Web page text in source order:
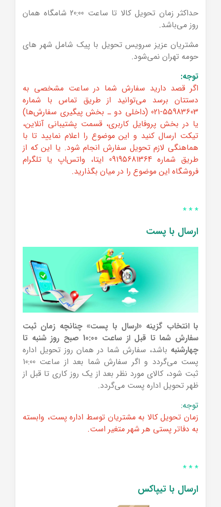
حداکثر زمان تحویل کالا تا ساعت 20:00 شامگاه همان
روز می‌باشد.
مشتریان عزیز سرویس تحویل با پیک شامل شهر های
حومه تهران نمی‌شود.
توجه:
اگر قصد دارید سفارش شما در ساعت مشخصی به
دستتان برسد می‌توانید از طریق تماس با شماره
55983603-021 (داخلی دو ـ بخش پیگیری سفارش‌ها)
یا در بخش پروفایل کاربری، قسمت پشتیبانی آنلاین،
تیکت ارسال کنید و این موضوع را اعلام نمایید تا با
هماهنگی لازم تحویل سفارش انجام شود. یا این که از
طریق شماره 09195681364 ایتا، واتس‌اپ یا تلگرام
فروشگاه این موضوع را در میان بگذارید.
* * *
ارسال با پست
با انتخاب گزینه «ارسال با پست» چنانچه زمان ثبت
سفارش شما تا قبل از ساعت 10:00 صبح روز شنبه تا
چهارشنبه باشد، سفارش شما در همان روز تحویل اداره
پست می‌گردد و اگر سفارش شما بعد از ساعت 10:00
ثبت شود، کالای مورد نظر بعد از یک روز کاری تا قبل از
ظهر تحویل اداره پست می‌گردد.
توجه:
زمان تحویل کالا به مشتریان توسط اداره پست، وابسته
به دفاتر پستی هر شهر متغیر است.
* * *
ارسال با تیپاکس